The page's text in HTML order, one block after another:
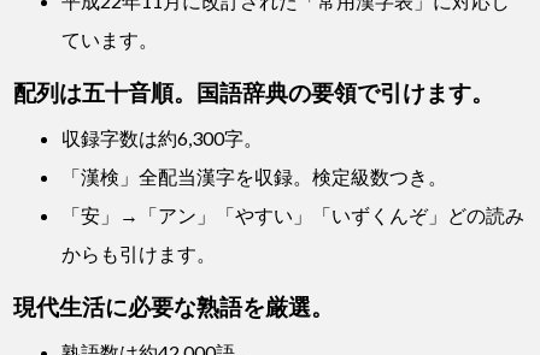
ています。
配列は五十音順。国語辞典の要領で引けます。
収録字数は約6,300字。
「漢検」全配当漢字を収録。検定級数つき。
「安」→「アン」「やすい」「いずくんぞ」どの読み
からも引けます。
現代生活に必要な熟語を厳選。